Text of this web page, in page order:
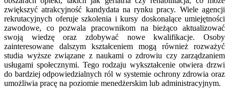
zwiększyć atrakcyjność kandydata na rynku pracy. Wiele agencji
rekrutacyjnych oferuje szkolenia i kursy doskonalące umiejętności
zawodowe, co pozwala pracownikom na bieżąco aktualizować
swoją wiedzę oraz zdobywać nowe kwalifikacje. Osoby
zainteresowane dalszym kształceniem mogą również rozważyć
studia wyższe związane z naukami o zdrowiu czy zarządzaniem
usługami społecznymi. Tego rodzaju wykształcenie otwiera drzwi
do bardziej odpowiedzialnych ról w systemie ochrony zdrowia oraz
umożliwia pracę na poziomie menedżerskim lub administracyjnym.